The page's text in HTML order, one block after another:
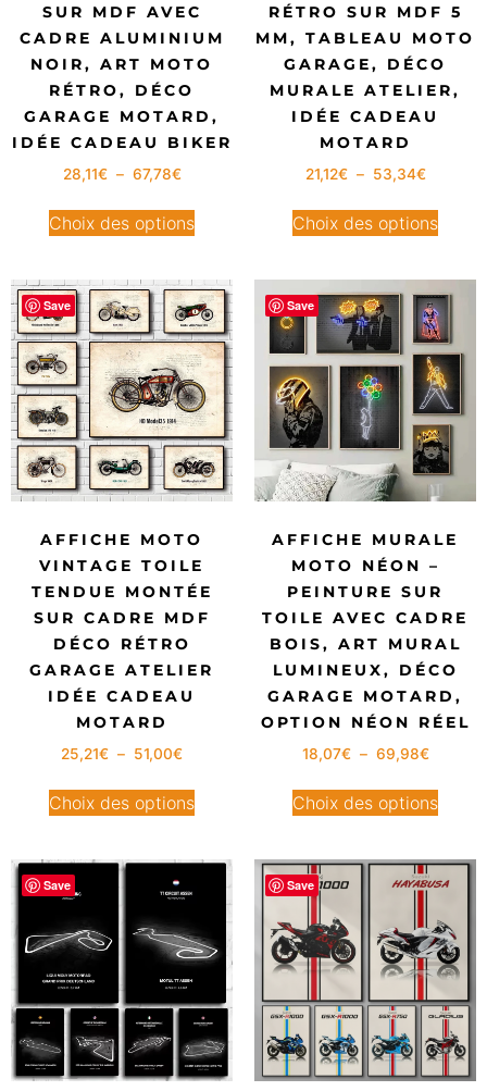
SUR MDF AVEC
CADRE ALUMINIUM
NOIR, ART MOTO
RÉTRO, DÉCO
GARAGE MOTARD,
IDÉE CADEAU BIKER
28,11€ – 67,78€
Choix des options
RÉTRO SUR MDF 5
MM, TABLEAU MOTO
GARAGE, DÉCO
MURALE ATELIER,
IDÉE CADEAU
MOTARD
21,12€ – 53,34€
Choix des options
Save
AFFICHE MOTO
VINTAGE TOILE
TENDUE MONTÉE
SUR CADRE MDF
DÉCO RÉTRO
GARAGE ATELIER
IDÉE CADEAU
MOTARD
25,21€ – 51,00€
Choix des options
Save
AFFICHE MURALE
MOTO NÉON –
PEINTURE SUR
TOILE AVEC CADRE
BOIS, ART MURAL
LUMINEUX, DÉCO
GARAGE MOTARD,
OPTION NÉON RÉEL
18,07€ – 69,98€
Choix des options
Save Save